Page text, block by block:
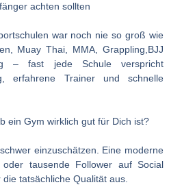
achten sollten
war noch nie so groß wie
Muay Thai, MMA, Grappling,BJJ
– fast jede Schule verspricht
erfahrene Trainer und schnelle
ein Gym wirklich gut für Dich ist?
einzuschätzen. Eine moderne
tausende Follower auf Social
tatsächliche Qualität aus.